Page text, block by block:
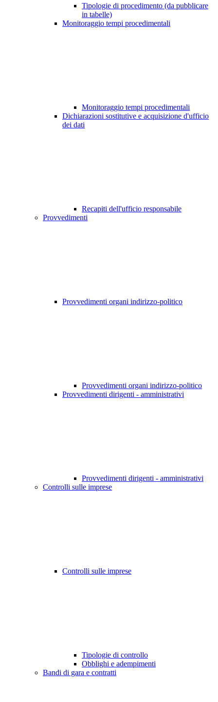
Tipologie di procedimento (da pubblicare
in tabelle)
Monitoraggio tempi procedimentali
Monitoraggio tempi procedimentali
Dichiarazioni sostitutive e acquisizione d'ufficio
dei dati
Recapiti dell'ufficio responsabile
Provvedimenti
Provvedimenti organi indirizzo-politico
Provvedimenti organi indirizzo-politico
Provvedimenti dirigenti - amministrativi
Provvedimenti dirigenti - amministrativi
Controlli sulle imprese
Controlli sulle imprese
Tipologie di controllo
Obblighi e adempimenti
Bandi di gara e contratti